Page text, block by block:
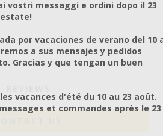
US
vostri messaggi e ordini dopo il 23
por vacaciones de verano del 10
a sus mensajes y pedidos
Gracias y que tengan un buen
vacances d'été du 10 au 23 août.
et commandes après le 23